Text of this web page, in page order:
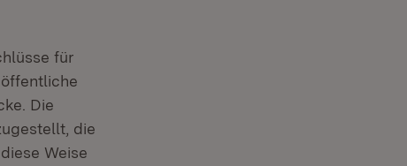
für
Die
die
Weise